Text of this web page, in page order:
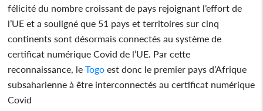
félicité du nombre croissant de pays rejoignant l’effort de
l’UE et a souligné que 51 pays et territoires sur cinq
continents sont désormais connectés au système de
certificat numérique Covid de l’UE. Par cette
reconnaissance, leTogo est donc le premier pays d’Afrique
subsaharienne à être interconnectés au certificat numérique
Covid